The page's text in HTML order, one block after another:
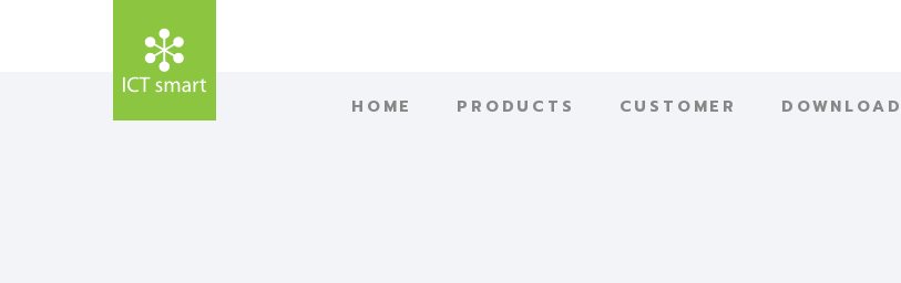
HOME PRODUCTS CUSTOMER DOWNLOAD